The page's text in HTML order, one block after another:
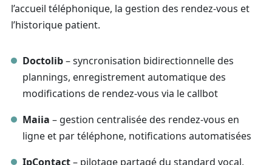
l’accueil téléphonique, la gestion des rendez-vous et
l’historique patient.
Doctolib– syncronisation bidirectionnelle des
plannings, enregistrement automatique des
modifications de rendez-vous via le callbot
Maiia – gestion centralisée des rendez-vous en
ligne et par téléphone, notifications automatisées
IpContact– pilotage partagé du standard vocal,